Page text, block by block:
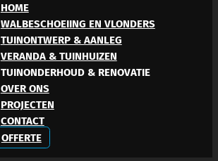
HOME
WALBESCHOEIING EN VLONDERS
TUINONTWERP & AANLEG
VERANDA & TUINHUIZEN
TUINONDERHOUD & RENOVATIE
OVER ONS
PROJECTEN
CONTACT
OFFERTE